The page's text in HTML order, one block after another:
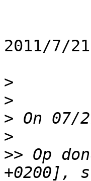
2011/7/
>
>
>
>
>> Op